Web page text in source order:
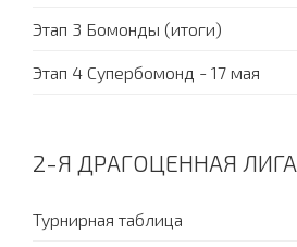
Этап 3 Бомонды (итоги)
Этап 4 Супербомонд - 17 мая
2-Я ДРАГОЦЕННАЯ ЛИГА
Турнирная таблица